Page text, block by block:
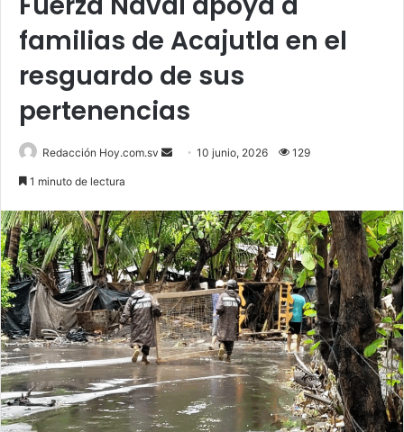
familias de Acajutla en el
resguardo de sus
pertenencias
Redacción Hoy.com.sv
Send10 junio, 2026 129
1 minuto de lectura